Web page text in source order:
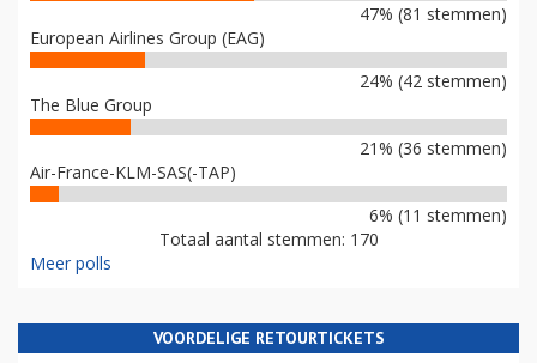
47% (81 stemmen)
European Airlines Group (EAG)
24% (42 stemmen)
The Blue Group
21% (36 stemmen)
Air-France-KLM-SAS(-TAP)
6% (11 stemmen)
Totaal aantal stemmen: 170
Meer polls
VOORDELIGE RETOURTICKETS